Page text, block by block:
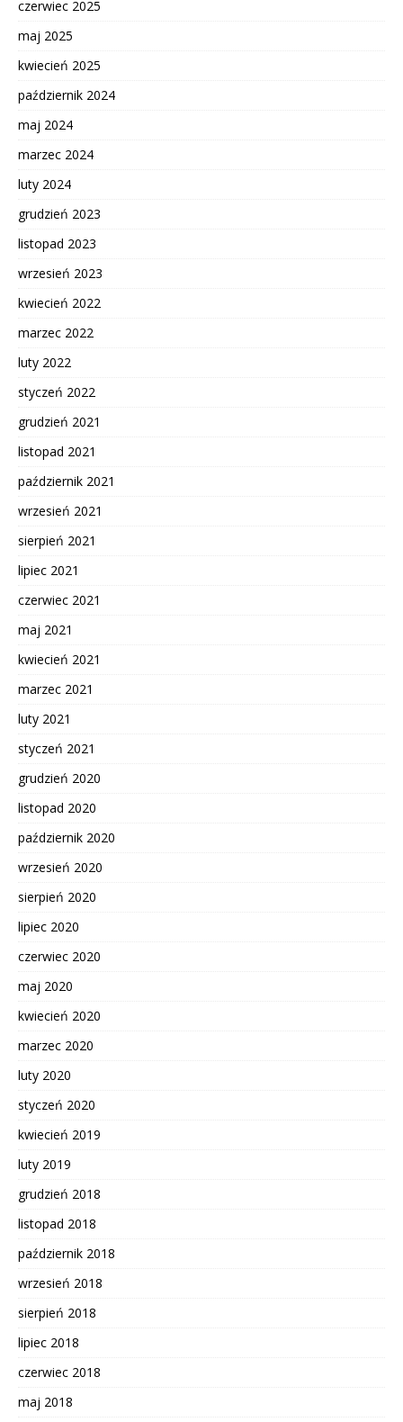
czerwiec 2025
maj 2025
kwiecień 2025
październik 2024
maj 2024
marzec 2024
luty 2024
grudzień 2023
listopad 2023
wrzesień 2023
kwiecień 2022
marzec 2022
luty 2022
styczeń 2022
grudzień 2021
listopad 2021
październik 2021
wrzesień 2021
sierpień 2021
lipiec 2021
czerwiec 2021
maj 2021
kwiecień 2021
marzec 2021
luty 2021
styczeń 2021
grudzień 2020
listopad 2020
październik 2020
wrzesień 2020
sierpień 2020
lipiec 2020
czerwiec 2020
maj 2020
kwiecień 2020
marzec 2020
luty 2020
styczeń 2020
kwiecień 2019
luty 2019
grudzień 2018
listopad 2018
październik 2018
wrzesień 2018
sierpień 2018
lipiec 2018
czerwiec 2018
maj 2018